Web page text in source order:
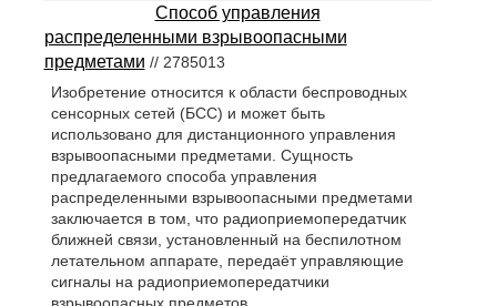
Способ управления
распределенными взрывоопасными
предметами // 2785013
Изобретение относится к области беспроводных
сенсорных сетей (БСС) и может быть
использовано для дистанционного управления
взрывоопасными предметами. Сущность
предлагаемого способа управления
распределенными взрывоопасными предметами
заключается в том, что радиоприемопередатчик
ближней связи, установленный на беспилотном
летательном аппарате, передаёт управляющие
сигналы на радиоприемопередатчики
взрывоопасных предметов.